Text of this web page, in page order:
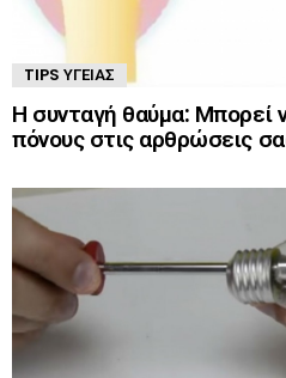
TIPS ΥΓΕΊΑΣ
Η συνταγή θαύμα: Μπορεί
πόνους στις αρθρώσεις